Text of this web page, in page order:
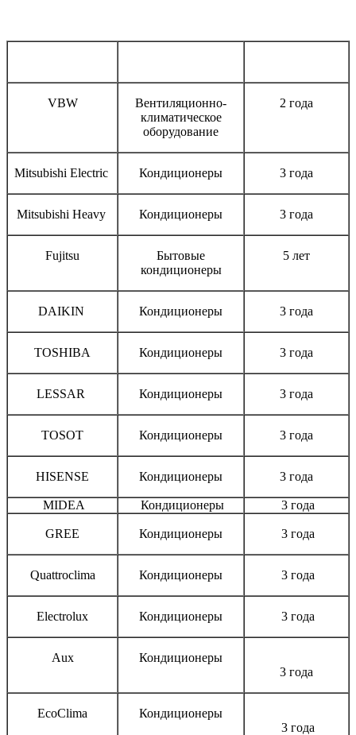
VBW
Вентиляционно-
климатическое
оборудование
2 года
Mitsubishi Electric Кондиционеры 3 года
Mitsubishi Heavy Кондиционеры 3 года
Fujitsu
Бытовые
кондиционеры
5 лет
DAIKIN Кондиционеры 3 года
TOSHIBA Кондиционеры 3 года
LESSAR Кондиционеры 3 года
TOSOT Кондиционеры 3 года
HISENSE Кондиционеры 3 года
MIDEA Кондиционеры 3 года
GREE Кондиционеры 3 года
Quattroclima Кондиционеры 3 года
Electrolux Кондиционеры 3 года
Aux
Кондиционеры
3 года
EcoClima
Кондиционеры
3 года